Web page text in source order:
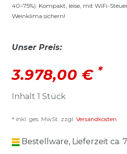
40–75%). Kompakt, leise, mit WiFi-
Weinklima sichern!
Unser Preis:
3.978,00 € *
Inhalt 1 Stück
* inkl. ges. MwSt. zzgl. Versandkosten
Bestellware, Lieferzeit ca.